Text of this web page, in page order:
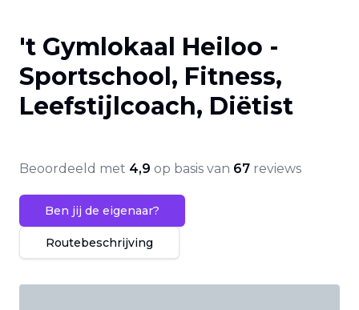
't Gymlokaal Heiloo -
Sportschool, Fitness,
Leefstijlcoach, Diëtist
Beoordeeld met 4,9 op basis van 67 reviews
Ben jij de eigenaar?
Routebeschrijving